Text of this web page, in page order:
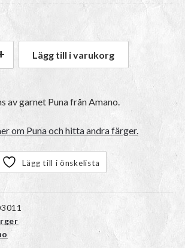
Puna | 4110 Macaroon mängd
Lägg till i varukorg
av garnet Puna från Amano.
om Puna och hitta andra färger.
Lägg till i önskelista